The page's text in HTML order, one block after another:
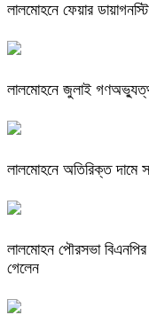
লালমোহনে ফেয়ার
লালমোহনে জুলাই
লালমোহনে অতিরিক্ত দামে
লালমোহন পৌরসভা বিএনপির
গেলেন